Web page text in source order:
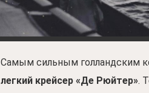
Самым сильным голландским
легкий крейсер «Де Рюйтер».